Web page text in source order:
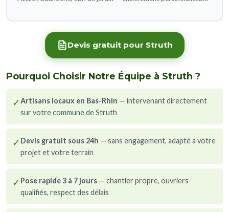
Devis gratuit pour Struth
Pourquoi Choisir Notre Équipe à Struth ?
✓Artisans locaux en Bas-Rhin — intervenant directement
sur votre commune de Struth
✓ Devis gratuit sous 24h — sans engagement, adapté à votre
projet et votre terrain
✓ Pose rapide 3 à 7 jours — chantier propre, ouvriers
qualifiés, respect des délais